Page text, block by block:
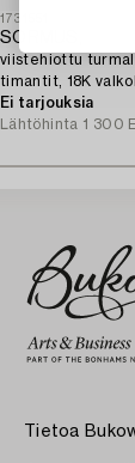
1731551
SORMUS,
viistehiottu
timantit, 18K
Tillander,
Ei tarjouksia
Lähtöhinta 1 300
Tietoa